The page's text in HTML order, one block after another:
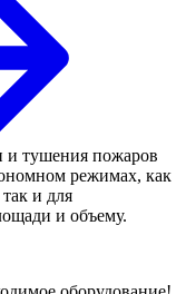
и тушения пожаров
режимах, как
и для
и объему.